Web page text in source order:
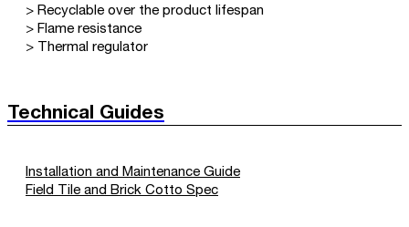
> Recyclable over the product lifespan
> Flame resistance
> Thermal regulator
Technical Guides
Installation and Maintenance Guide
Field Tile and Brick Cotto Spec